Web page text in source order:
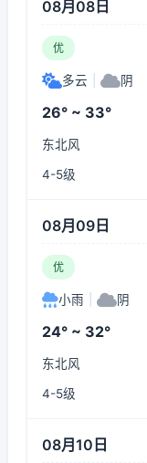
08月08日
优
多云 阴
26° ~ 33°
东北风
4-5级
08月09日
优
小雨 阴
24° ~ 32°
东北风
4-5级
08月10日